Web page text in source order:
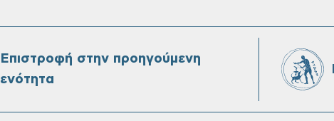
Επιστροφή στην προηγούμενη
ενότητα